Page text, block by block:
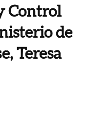
Control
de
Teresa